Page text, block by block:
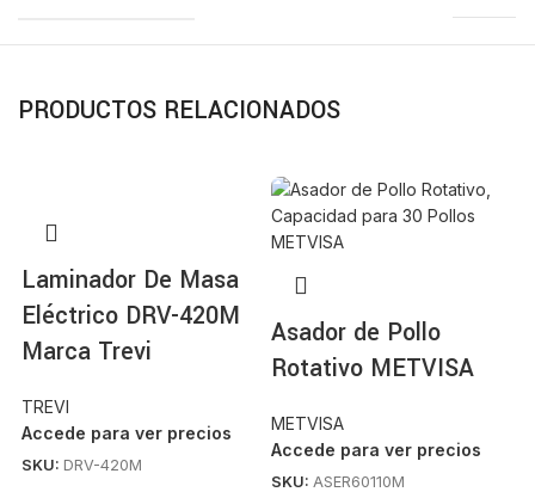
PRODUCTOS RELACIONADOS
Laminador De Masa
Eléctrico DRV-420M
Marca Trevi
TREVI
Accede para ver precios
SKU: DRV-420M
Asador de Pollo
Rotativo METVISA
METVISA
Accede para ver precios
SKU: ASER60110M